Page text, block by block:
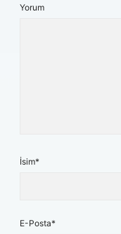
Yorum
İsim*
E-Posta*